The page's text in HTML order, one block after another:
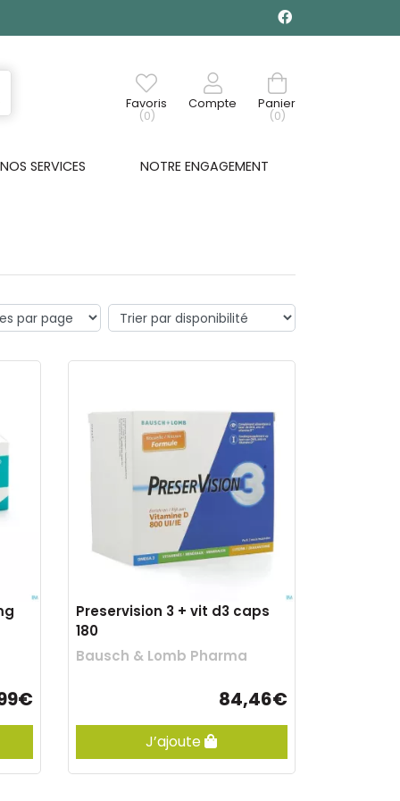
Favoris
(0)
Compte
Panier
(0)
NOS SERVICES NOTRE ENGAGEMENT
Preservision 3 + vit d3 caps
180
Bausch & Lomb Pharma
84,46€
J’ajoute